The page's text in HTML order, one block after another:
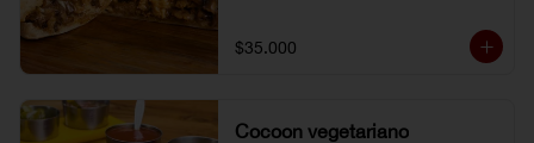
$35.000
Cocoon vegetariano